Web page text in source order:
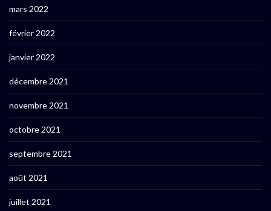
mars 2022
février 2022
janvier 2022
décembre 2021
novembre 2021
octobre 2021
septembre 2021
août 2021
juillet 2021